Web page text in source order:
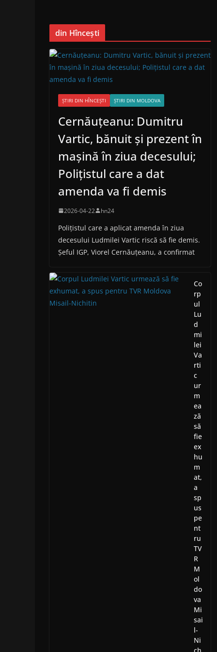
din Hîncești
ȘTIRI DIN HÎNCEȘTI ȘTIRI DIN MOLDOVA
Cernăuțeanu: Dumitru
Vartic, bănuit și prezent în
mașină în ziua decesului;
Polițistul care a dat
amenda va fi demis
2026-04-22 hn24
Polițistul care a aplicat amenda în ziua
decesului Ludmilei Vartic riscă să fie demis.
Șeful IGP, Viorel Cernăuțeanu, a confirmat
Co
rp
ul
Lu
d
mi
lei
Va
rti
c
ur
m
ea
ză
să
fie
ex
hu
m
at,
a
sp
us
pe
nt
ru
TV
R
M
ol
do
va
Mi
sai
l-
Ni